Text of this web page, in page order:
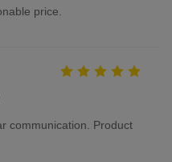
price.
communication. Product